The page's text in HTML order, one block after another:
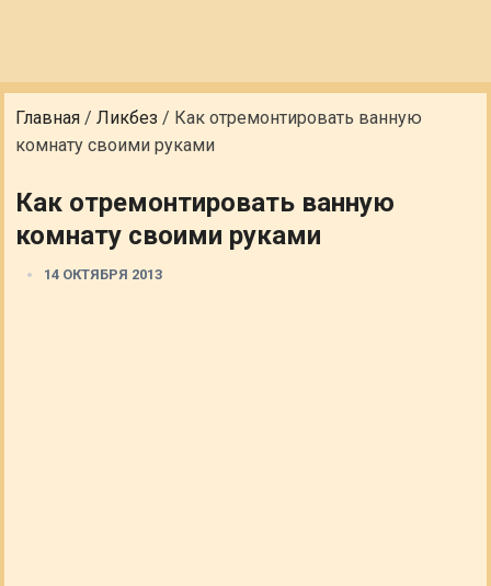
Главная /Ликбез / Как отремонтировать ванную
комнату своими руками
Как отремонтировать ванную
комнату своими руками
14 ОКТЯБРЯ 2013